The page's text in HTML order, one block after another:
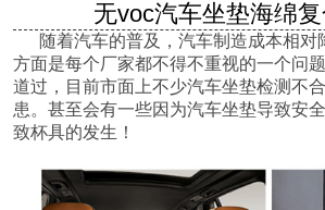
无voc汽车坐垫海绵
随着汽车的普及，汽车制造成本相对
方面是每个厂家都不得不重视的一个问
道过，目前市面上不少汽车坐垫检测不
患。甚至会有一些因为汽车坐垫导致安
致杯具的发生！